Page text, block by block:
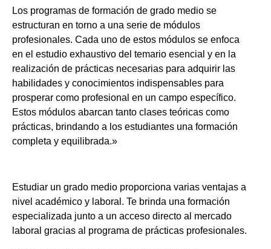
Los programas de formación de grado medio se
estructuran en torno a una serie de módulos
profesionales. Cada uno de estos módulos se enfoca
en el estudio exhaustivo del temario esencial y en la
realización de prácticas necesarias para adquirir las
habilidades y conocimientos indispensables para
prosperar como profesional en un campo específico.
Estos módulos abarcan tanto clases teóricas como
prácticas, brindando a los estudiantes una formación
completa y equilibrada.»
Estudiar un grado medio proporciona varias ventajas a
nivel académico y laboral. Te brinda una formación
especializada junto a un acceso directo al mercado
laboral gracias al programa de prácticas profesionales.